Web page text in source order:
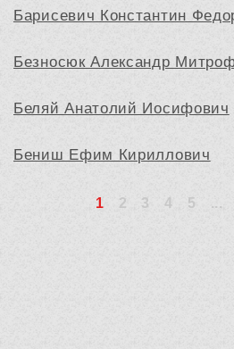
Барисевич Константин
Безносюк Александр
Беляй Анатолий Иосифович
Бениш Ефим Кириллович
1 2 3 4 5 ...